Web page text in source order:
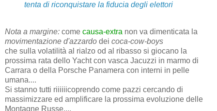
tenta di riconquistare la fiducia degli elettori
Nota a margine: come causa-extra non va dimenticata la
movimentazione d'azzardo dei coca-cow-boys
che sulla volatilità al rialzo od al ribasso si giocano la
prossima rata dello Yacht con vasca Jacuzzi in marmo di
Carrara o della Porsche Panamera con interni in pelle
umana....
Si stanno tutti riiiiiicoprendo come pazzi cercando di
massimizzare ed amplificare la prossima evoluzione delle
Montagne Russe....